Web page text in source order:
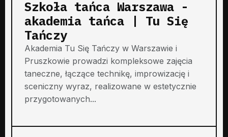
Szkoła tańca Warszawa -
akademia tańca | Tu Się
Tańczy
Akademia Tu Się Tańczy w Warszawie i
Pruszkowie prowadzi kompleksowe zajęcia
taneczne, łączące technikę, improwizację i
sceniczny wyraz, realizowane w estetycznie
przygotowanych...